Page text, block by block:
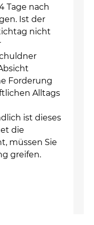
Tage nach
Ist der
nicht
Forderung
Alltags
ist dieses
die
müssen Sie
greifen.